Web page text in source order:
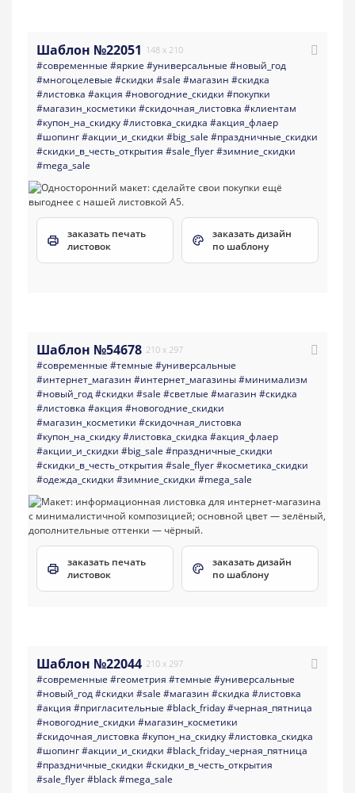
Шаблон №22051 148 x 210
#современные #яркие #универсальные #новый_год
#многоцелевые #скидки #sale #магазин #скидка
#листовка #акция #новогодние_скидки #покупки
#магазин_косметики #скидочная_листовка #клиентам
#купон_на_скидку#листовка_скидка #акция_флаер
#шопинг#акции_и_скидки #big_sale #праздничные_скидки
#скидки_в_честь_открытия #sale_flyer#зимние_скидки
#mega_sale
заказать печать
листовок
заказать дизайн
по шаблону
Шаблон №54678 210 x 297
#современные #темные #универсальные
#интернет_магазин #интернет_магазины#минимализм
#новый_год#скидки #sale #светлые #магазин #скидка
#листовка #акция #новогодние_скидки
#магазин_косметики #скидочная_листовка
#купон_на_скидку#листовка_скидка #акция_флаер
#акции_и_скидки #big_sale #праздничные_скидки
#скидки_в_честь_открытия #sale_flyer#косметика_скидки
#одежда_скидки #зимние_скидки #mega_sale
заказать печать
листовок
заказать дизайн
по шаблону
Шаблон №22044 210 x 297
#современные #геометрия #темные #универсальные
#новый_год#скидки #sale #магазин #скидка #листовка
#акция #пригласительные #black_friday#черная_пятница
#новогодние_скидки #магазин_косметики
#скидочная_листовка #купон_на_скидку#листовка_скидка
#шопинг#акции_и_скидки #black_friday_черная_пятница
#праздничные_скидки #скидки_в_честь_открытия
#sale_flyer#black#mega_sale